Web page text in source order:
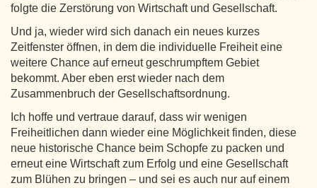
folgte die Zerstörung von Wirtschaft und Gesellschaft.
Und ja, wieder wird sich danach ein neues kurzes
Zeitfenster öffnen, in dem die individuelle Freiheit eine
weitere Chance auf erneut geschrumpftem Gebiet
bekommt. Aber eben erst wieder nach dem
Zusammenbruch der Gesellschaftsordnung.
Ich hoffe und vertraue darauf, dass wir wenigen
Freiheitlichen dann wieder eine Möglichkeit finden, diese
neue historische Chance beim Schopfe zu packen und
erneut eine Wirtschaft zum Erfolg und eine Gesellschaft
zum Blühen zu bringen – und sei es auch nur auf einem